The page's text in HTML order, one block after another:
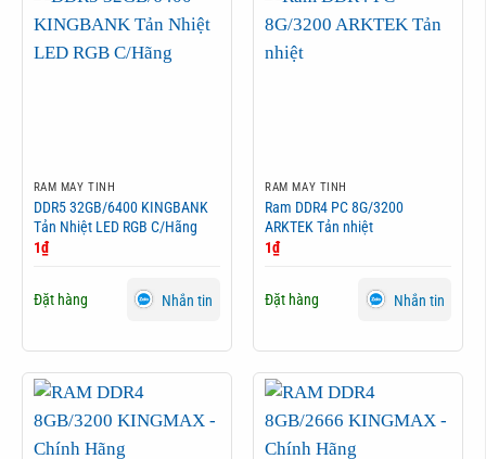
RAM MÁY TÍNH
DDR5 32GB/6400 KINGBANK
Tản Nhiệt LED RGB C/Hãng
1₫
Đặt hàng Nhắn tin
RAM MÁY TÍNH
Ram DDR4 PC 8G/3200
ARKTEK Tản nhiệt
1₫
Đặt hàng Nhắn tin